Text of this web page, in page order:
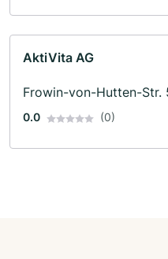
AktiVita AG
Frowin-von-Hutten-Str.
0.0 (0)